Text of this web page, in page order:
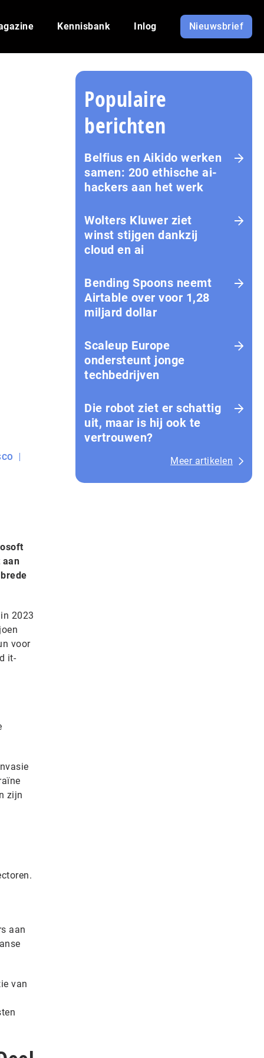
Kennisbank Inlog Nieuwsbrief
aan
2023
voor
it-
zijn
aan
van
Populaire
berichten
Belfius en Aikido werken
samen: 200 ethische ai-
hackers aan het werk
Wolters Kluwer ziet
winst stijgen dankzij
cloud en ai
Bending Spoons neemt
Airtable over voor 1,28
miljard dollar
Scaleup Europe
ondersteunt jonge
techbedrijven
Die robot ziet er schattig
uit, maar is hij ook te
vertrouwen?
Meer artikelen